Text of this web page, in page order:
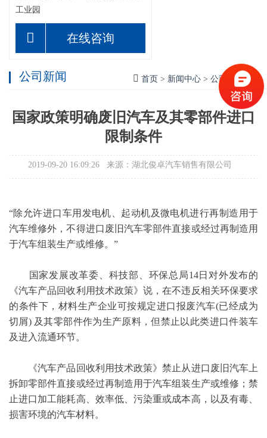
工业园
在线咨询
首页 > 新闻中心 > 公司新闻> >
公司新闻
国家政策明确废旧汽车及其零部件进口
限制条件
2019-09-20 16:09:26 来源：湖北俊卓汽车销售有限公司
“除允许进口车用发电机、起动机及微电机进行再制造用于
汽车维修外，不得进口废旧汽车零部件直接或经过再制造用
于汽车组装生产或维修。”
国家发展改革委、科技部、环保总局14日对外发布的
《汽车产品回收利用技术政策》说，在不违反相关环保要求
的条件下，材料生产企业可按规定进口报废汽车(已经成为
切屑) 及其零部件作为生产原料，但禁止以此类进口件装车
及进入流通环节。
《汽车产品回收利用技术政策》禁止从进口废旧汽车上
拆卸零部件直接或经过再制造用于汽车组装生产或维修；禁
止进口加工能耗高、效率低、污染重或成本高，以及有毒、
损害环境的汽车材料。